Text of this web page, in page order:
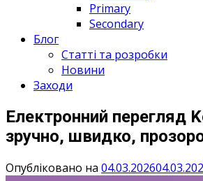
Primary
Secondary
Блог
Статті та розробки
Новини
Заходи
Електронний перегляд
зручно, швидко,
Опубліковано на 04.03.2026